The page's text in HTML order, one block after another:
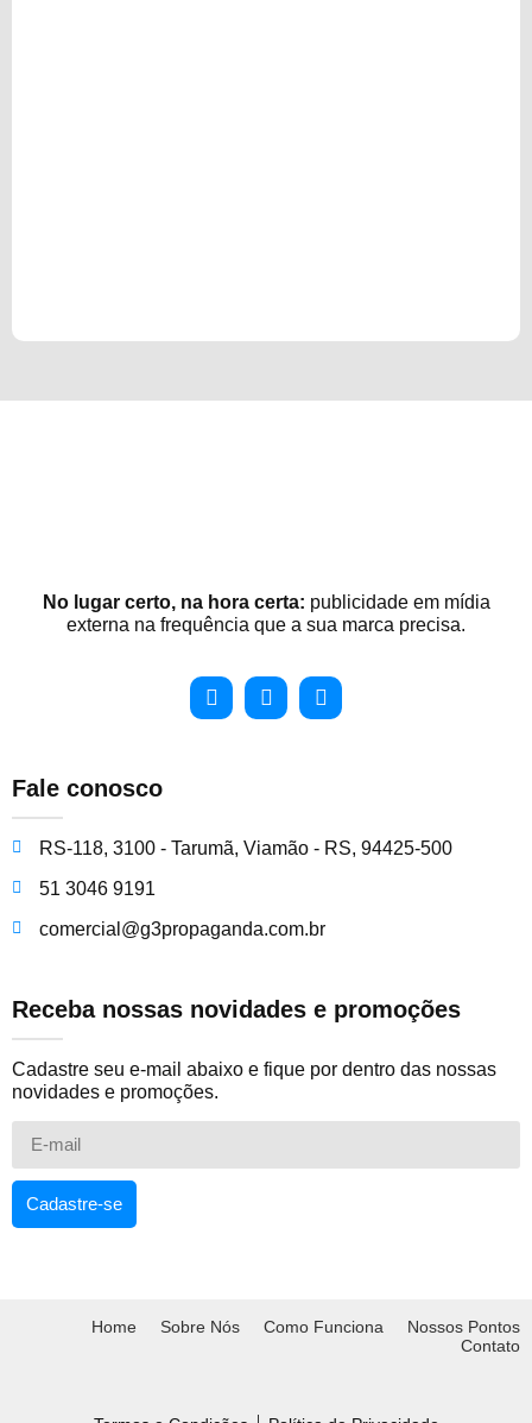
No lugar certo, na hora certa: publicidade em mídia
externa na frequência que a sua marca precisa.
Fale conosco
RS-118, 3100 - Tarumã, Viamão - RS, 94425-500
51 3046 9191
comercial@g3propaganda.com.br
Receba nossas novidades e promoções
Cadastre seu e-mail abaixo e fique por dentro das nossas
novidades e promoções.
Cadastre-se
Home Sobre Nós Como Funciona
Nossos Pontos
Contato